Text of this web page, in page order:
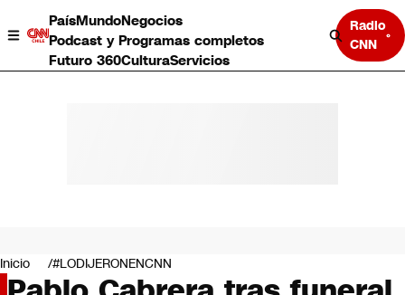
PaísMundoNegocios
Podcast y Programas completos
Futuro 360CulturaServicios
Radio
CNN
Negocios
Deportes
Inicio #LODIJERONENCNN